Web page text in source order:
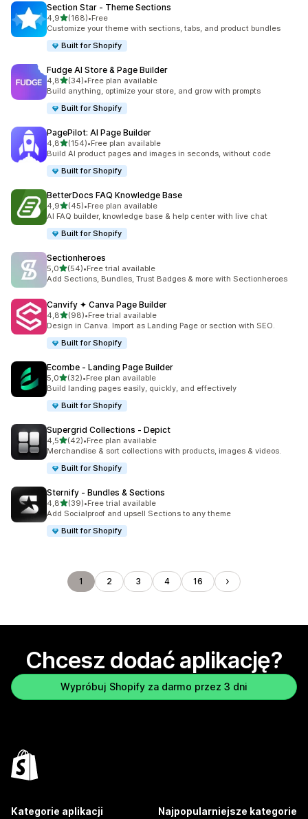
Section Star ‑ Theme Sections
4,9na 5 gwiazdek
(168)
Łączna liczba recenzji: 168
•Free
Customize your theme with sections, tabs, and product bundles
Built for Shopify
Fudge AI Store & Page Builder
4,8na 5 gwiazdek
(34)
Łączna liczba recenzji: 34
•Free plan available
Build anything, optimize your store, and grow with prompts
Built for Shopify
PagePilot: AI Page Builder
4,8na 5 gwiazdek
(154)
Łączna liczba recenzji: 154
•Free plan available
Build AI product pages and images in seconds, without code
Built for Shopify
BetterDocs FAQ Knowledge Base
4,9na 5 gwiazdek
(45)
Łączna liczba recenzji: 45
•Free plan available
AI FAQ builder, knowledge base & help center with live chat
Built for Shopify
Sectionheroes
5,0na 5 gwiazdek
(54)
Łączna liczba recenzji: 54
•Free trial available
Add Sections, Bundles, Trust Badges & more with Sectionheroes
Canvify ✦ Canva Page Builder
4,8na 5 gwiazdek
(98)
Łączna liczba recenzji: 98
•Free trial available
Design in Canva. Import as Landing Page or section with SEO.
Built for Shopify
Ecombe ‑ Landing Page Builder
5,0na 5 gwiazdek
(32)
Łączna liczba recenzji: 32
•Free plan available
Build landing pages easily, quickly, and effectively
Built for Shopify
Supergrid Collections ‑ Depict
4,5na 5 gwiazdek
(42)
Łączna liczba recenzji: 42
•Free plan available
Merchandise & sort collections with products, images & videos.
Built for Shopify
Sternify ‑ Bundles & Sections
4,8na 5 gwiazdek
(39)
Łączna liczba recenzji: 39
•Free trial available
Add Socialproof and upsell Sections to any theme
Built for Shopify
1 2 3 4 16
Chcesz dodać aplikację?
Wypróbuj Shopify za darmo przez 3 dni
Kategorie aplikacji Najpopularniejsze kategorie